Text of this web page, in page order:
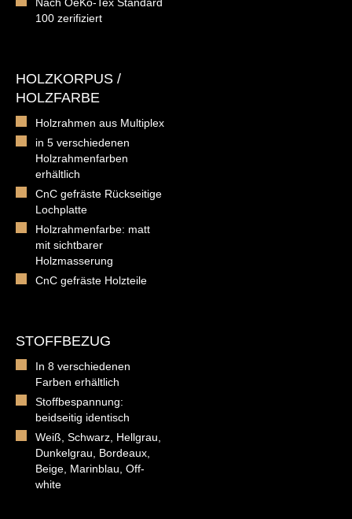
Nach OeKo-Tex Standard
100 zerifiziert
HOLZKORPUS /
HOLZFARBE
Holzrahmen aus Multiplex
in 5 verschiedenen
Holzrahmenfarben
erhältlich
CnC gefräste Rückseitige
Lochplatte
Holzrahmenfarbe: matt
mit sichtbarer
Holzmasserung
CnC gefräste Holzteile
STOFFBEZUG
In 8 verschiedenen
Farben erhältlich
Stoffbespannung:
beidseitig identisch
Weiß, Schwarz, Hellgrau,
Dunkelgrau, Bordeaux,
Beige, Marinblau, Off-
white